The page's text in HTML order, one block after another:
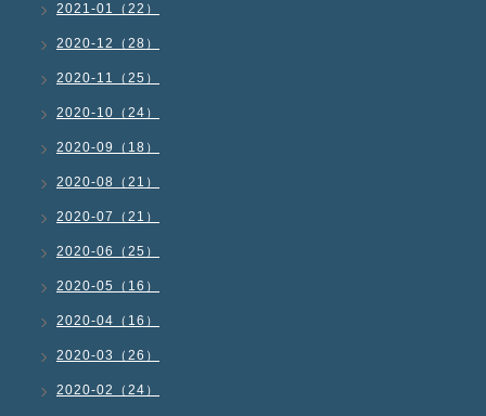
2021-01（22）
2020-12（28）
2020-11（25）
2020-10（24）
2020-09（18）
2020-08（21）
2020-07（21）
2020-06（25）
2020-05（16）
2020-04（16）
2020-03（26）
2020-02（24）